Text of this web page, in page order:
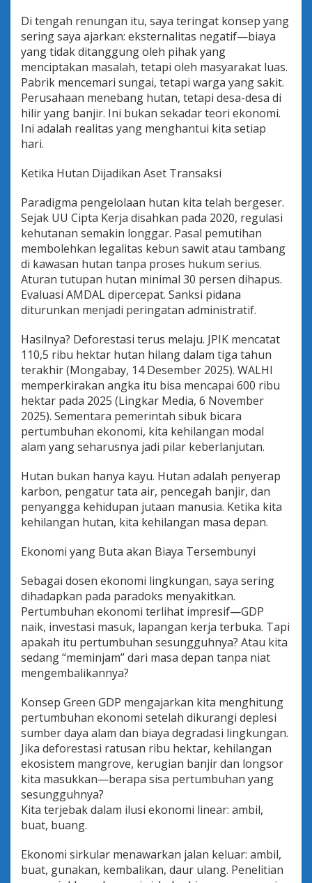
Di tengah renungan itu, saya teringat konsep yang
sering saya ajarkan: eksternalitas negatif—biaya
yang tidak ditanggung oleh pihak yang
menciptakan masalah, tetapi oleh masyarakat luas.
Pabrik mencemari sungai, tetapi warga yang sakit.
Perusahaan menebang hutan, tetapi desa-desa di
hilir yang banjir. Ini bukan sekadar teori ekonomi.
Ini adalah realitas yang menghantui kita setiap
hari.
Ketika Hutan Dijadikan Aset Transaksi
Paradigma pengelolaan hutan kita telah bergeser.
Sejak UU Cipta Kerja disahkan pada 2020, regulasi
kehutanan semakin longgar. Pasal pemutihan
membolehkan legalitas kebun sawit atau tambang
di kawasan hutan tanpa proses hukum serius.
Aturan tutupan hutan minimal 30 persen dihapus.
Evaluasi AMDAL dipercepat. Sanksi pidana
diturunkan menjadi peringatan administratif.
Hasilnya? Deforestasi terus melaju. JPIK mencatat
110,5 ribu hektar hutan hilang dalam tiga tahun
terakhir (Mongabay, 14 Desember 2025). WALHI
memperkirakan angka itu bisa mencapai 600 ribu
hektar pada 2025 (Lingkar Media, 6 November
2025). Sementara pemerintah sibuk bicara
pertumbuhan ekonomi, kita kehilangan modal
alam yang seharusnya jadi pilar keberlanjutan.
Hutan bukan hanya kayu. Hutan adalah penyerap
karbon, pengatur tata air, pencegah banjir, dan
penyangga kehidupan jutaan manusia. Ketika kita
kehilangan hutan, kita kehilangan masa depan.
Ekonomi yang Buta akan Biaya Tersembunyi
Sebagai dosen ekonomi lingkungan, saya sering
dihadapkan pada paradoks menyakitkan.
Pertumbuhan ekonomi terlihat impresif—GDP
naik, investasi masuk, lapangan kerja terbuka. Tapi
apakah itu pertumbuhan sesungguhnya? Atau kita
sedang “meminjam” dari masa depan tanpa niat
mengembalikannya?
Konsep Green GDP mengajarkan kita menghitung
pertumbuhan ekonomi setelah dikurangi deplesi
sumber daya alam dan biaya degradasi lingkungan.
Jika deforestasi ratusan ribu hektar, kehilangan
ekosistem mangrove, kerugian banjir dan longsor
kita masukkan—berapa sisa pertumbuhan yang
sesungguhnya?
Kita terjebak dalam ilusi ekonomi linear: ambil,
buat, buang.
Ekonomi sirkular menawarkan jalan keluar: ambil,
buat, gunakan, kembalikan, daur ulang. Penelitian